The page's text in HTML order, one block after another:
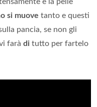
e la pelle
si muove tanto e questi
pancia, se non gli
farà di tutto per fartelo